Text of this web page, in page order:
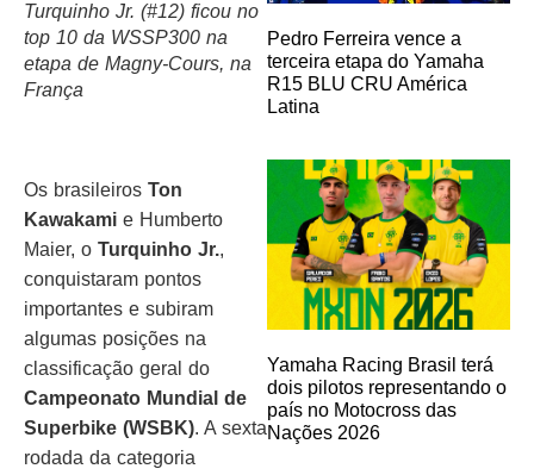
Turquinho Jr. (#12) ficou no
top 10 da WSSP300 na
etapa de Magny-Cours, na
França
Os brasileiros Ton
Kawakami e Humberto
Maier, o Turquinho Jr.,
conquistaram pontos
importantes e subiram
algumas posições na
classificação geral do
Campeonato Mundial de
Superbike (WSBK). A sexta
rodada da categoria
Pedro Ferreira vence a
terceira etapa do Yamaha
R15 BLU CRU América
Latina
Yamaha Racing Brasil terá
dois pilotos representando o
país no Motocross das
Nações 2026